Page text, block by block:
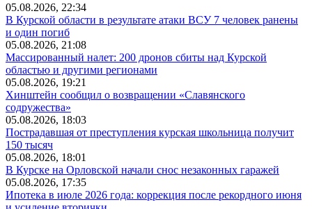
05.08.2026, 22:34
В Курской области в результате атаки ВСУ 7 человек ранены
и один погиб
05.08.2026, 21:08
Массированный налет: 200 дронов сбиты над Курской
областью и другими регионами
05.08.2026, 19:21
Хинштейн сообщил о возвращении «Славянского
содружества»
05.08.2026, 18:03
Пострадавшая от преступления курская школьница получит
150 тысяч
05.08.2026, 18:01
В Курске на Орловской начали снос незаконных гаражей
05.08.2026, 17:35
Ипотека в июле 2026 года: коррекция после рекордного июня